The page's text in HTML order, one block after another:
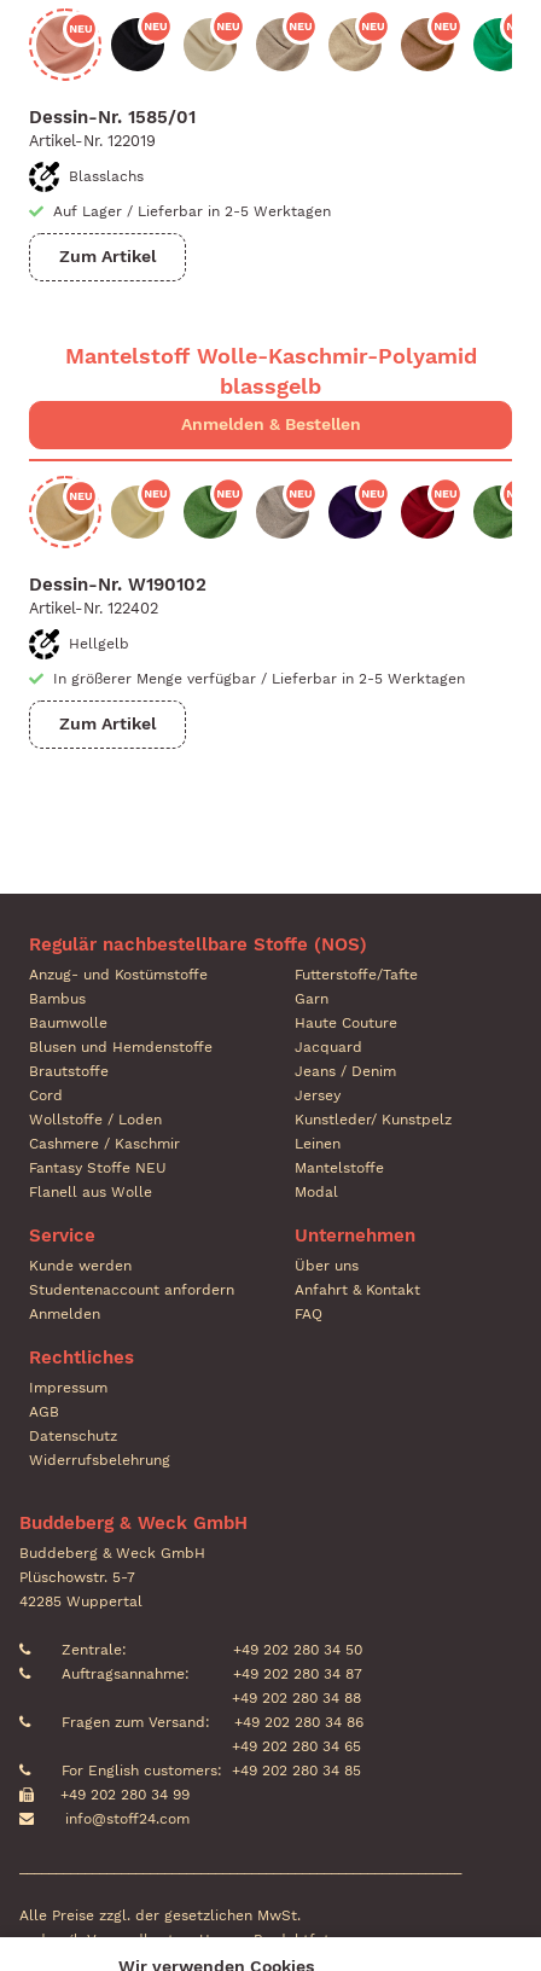
Dessin-Nr. 1585/01
Artikel-Nr. 122019
Blasslachs
Auf Lager / Lieferbar in 2-5 Werktagen
Zum Artikel
Mantelstoff Wolle-Kaschmir-Polyamid
blassgelb
Dessin-Nr. W190102
Artikel-Nr. 122402
Hellgelb
In größerer Menge verfügbar / Lieferbar in 2-5 Werktagen
Zum Artikel
Regulär nachbestellbare Stoffe (NOS)
Anzug- und Kostümstoffe
Bambus
Baumwolle
Blusen und Hemdenstoffe
Brautstoffe
Cord
Wollstoffe / Loden
Cashmere / Kaschmir
Fantasy Stoffe NEU
Flanell aus Wolle
Futterstoffe/Tafte
Garn
Haute Couture
Jacquard
Jeans / Denim
Jersey
Kunstleder/ Kunstpelz
Leinen
Mantelstoffe
Modal
Service
Kunde werden
Studentenaccount anfordern
Anmelden
Unternehmen
Über uns
Anfahrt & Kontakt
FAQ
Rechtliches
Impressum
AGB
Datenschutz
Widerrufsbelehrung
Buddeberg & Weck GmbH
Buddeberg & Weck GmbH
Plüschowstr. 5-7
42285 Wuppertal
Zentrale:
+49 202 280 34 50
Auftragsannahme:
+49 202 280 34 87
+49 202 280 34 88
Fragen zum Versand:
+49 202 280 34 86
+49 202 280 34 65
For English customers:
+49 202 280 34 85
+49 202 280 34 99
info@stoff24.com
Alle Preise zzgl. der gesetzlichen MwSt.
und zzgl. Versandkosten. Unsere Produktfotos
können in Farbe und Größe vom
Wir verwenden Cookies